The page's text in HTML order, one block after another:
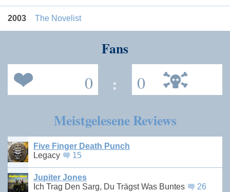
2003 The Novelist
Fans
0 : 0
Meistgelesene Reviews
Five Finger Death Punch
Legacy
15
Jupiter Jones
Ich Trag Den Sarg, Du Trägst Was Buntes
26